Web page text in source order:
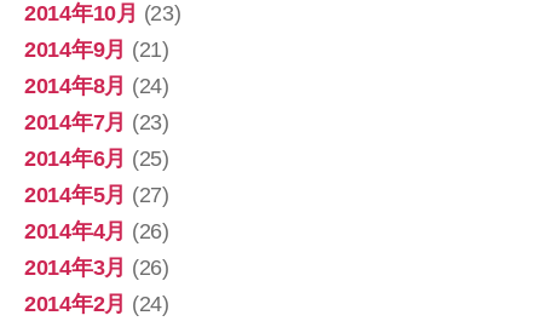
2014年10月 (23)
2014年9月 (21)
2014年8月 (24)
2014年7月 (23)
2014年6月 (25)
2014年5月 (27)
2014年4月 (26)
2014年3月 (26)
2014年2月 (24)